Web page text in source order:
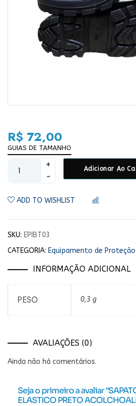
R$ 72,00
GUIAS DE TAMANHO
Adicionar Ao
ADD TO WISHLIST
SKU: EPIBT03
CATEGORIA: Equipamento de Proteção
INFORMAÇÃO ADICIONAL
PESO 0,3 g
AVALIAÇÕES (0)
Ainda não há comentários.
Seja o primeiro a avaliar
ELASTICO PRETO